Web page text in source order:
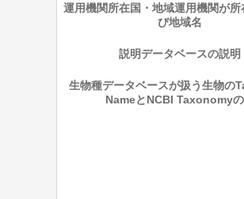
運用機関所在国・地域運用機関が所
び地域名
説明データベースの説明
生物種データベースが扱う生物の
NameとNCBI Taxonomy